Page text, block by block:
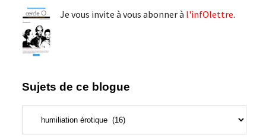
Je vous invite à vous abonner à l'infOlettre.
Sujets de ce blogue